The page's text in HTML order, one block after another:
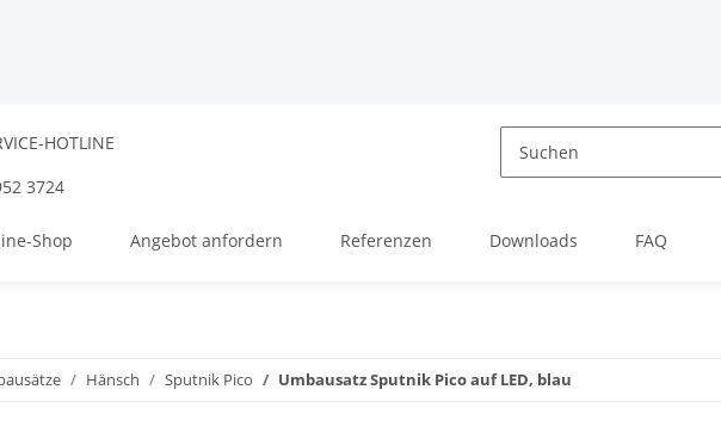
HOTLINE
3724
Shop Angebot anfordern Referenzen Downloads FAQ
Hänsch Sputnik Pico Umbausatz Sputnik Pico auf LED, blau